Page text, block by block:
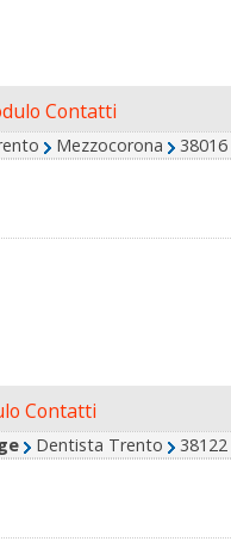
Contatti
Mezzocorona 38016
Contatti
Dentista Trento 38122